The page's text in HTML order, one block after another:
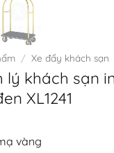
/ Xe đẩy khách sạn
lý khách sạn
XL1241
vàng